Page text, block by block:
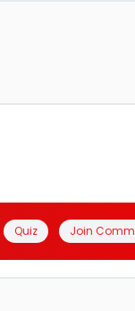
Quiz Join